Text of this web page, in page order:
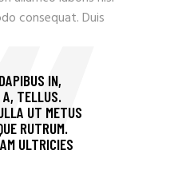
consequat. Duis
IN,
A, TELLUS.
UT METUS
RUTRUM.
ULTRICIES